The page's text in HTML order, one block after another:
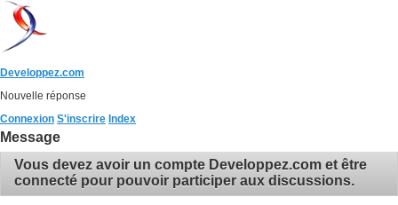
Developpez.com
Nouvelle réponse
Connexion S'inscrire Index
Message
Vous devez avoir un compte Developpez.com et être
connecté pour pouvoir participer aux discussions.